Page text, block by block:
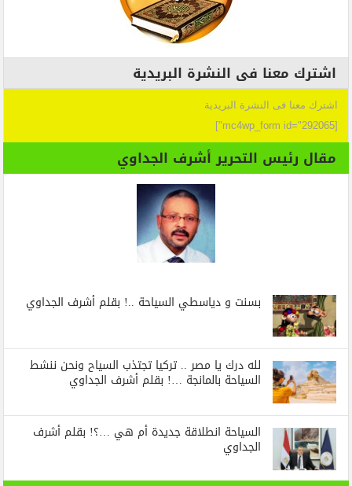
اشترك معنا فى النشرة البريدية
اشترك معنا فى النشرة البريدية
[mc4wp_form id="292065"]
مقال رئيس التحرير أشرف الجداوي
بسنت و دياسطي السياحة ..! بقلم أشرف الجداوي
لله درك يا مصر .. تركيا تجتذب السياح ونحن ننشط
السياحة بالمانجة …! بقلم أشرف الجداوي
السياحة انطلاقة جديدة أم هي …؟! بقلم أشرف
الجداوي